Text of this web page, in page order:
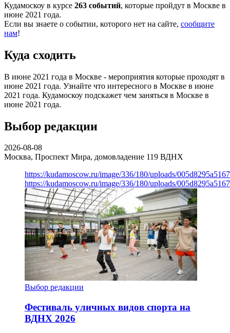
Кудамоскоу в курсе 263 событий, которые пройдут в Москве в
июне 2021 года.
Если вы знаете о событии, которого нет на сайте, сообщите
нам!
Куда сходить
В июне 2021 года в Москве - мероприятия которые проходят в
июне 2021 года. Узнайте что интересного в Москве в июне
2021 года. Кудамоскоу подскажет чем заняться в Москве в
июне 2021 года.
Выбор редакции
2026-08-08
Москва, Проспект Мира, домовладение 119 ВДНХ
https://kudamoscow.ru/image/336/180/uploads/
https://kudamoscow.ru/image/336/180/uploads/
Выбор редакции
Фестиваль уличных видов спорта на
ВДНХ 2026